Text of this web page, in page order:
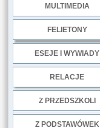
MULTIMEDIA
FELIETONY
ESEJE I WYWIADY
RELACJE
Z PRZEDSZKOLI
Z PODSTAWÓWEK